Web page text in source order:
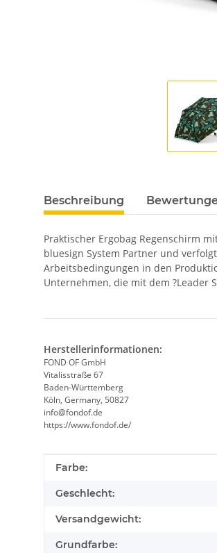
Beschreibung
Praktischer Ergobag Regenschirm
bluesign System Partner und
Arbeitsbedingungen in den
Unternehmen, die mit dem ?Leader
Herstellerinformationen:
FOND OF GmbH
Vitalisstraße 67
Baden-Württemberg
Köln, Germany, 50827
info@fondof.de
https://www.fondof.de/
Produkteigenschaft
Wert
Farbe:
Geschlecht:
Versandgewicht:
Grundfarbe: